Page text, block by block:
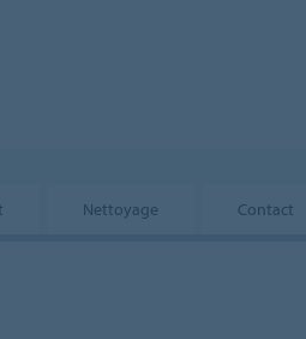
Nettoyage Contact